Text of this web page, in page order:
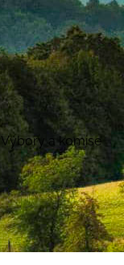
Výbory a komise